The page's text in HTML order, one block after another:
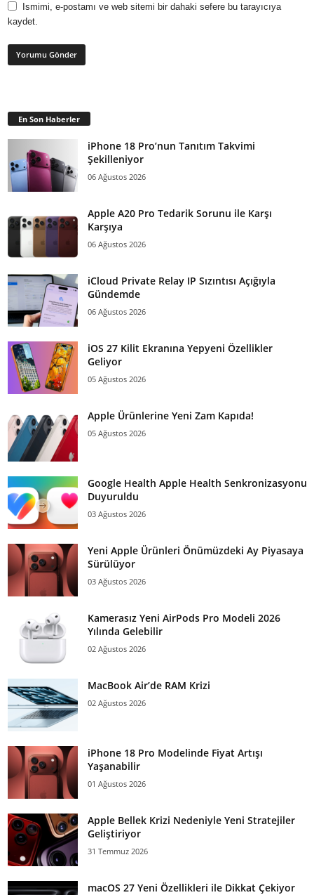
Ismimi, e-postamı ve web sitemi bir dahaki sefere bu tarayıcıya
kaydet.
En Son Haberler
iPhone 18 Pro’nun Tanıtım Takvimi
Şekilleniyor
06 Ağustos 2026
Apple A20 Pro Tedarik Sorunu ile Karşı
Karşıya
06 Ağustos 2026
iCloud Private Relay IP Sızıntısı Açığıyla
Gündemde
06 Ağustos 2026
iOS 27 Kilit Ekranına Yepyeni Özellikler
Geliyor
05 Ağustos 2026
Apple Ürünlerine Yeni Zam Kapıda!
05 Ağustos 2026
Google Health Apple Health Senkronizasyonu
Duyuruldu
03 Ağustos 2026
Yeni Apple Ürünleri Önümüzdeki Ay Piyasaya
Sürülüyor
03 Ağustos 2026
Kamerasız Yeni AirPods Pro Modeli 2026
Yılında Gelebilir
02 Ağustos 2026
MacBook Air’de RAM Krizi
02 Ağustos 2026
iPhone 18 Pro Modelinde Fiyat Artışı
Yaşanabilir
01 Ağustos 2026
Apple Bellek Krizi Nedeniyle Yeni Stratejiler
Geliştiriyor
31 Temmuz 2026
macOS 27 Yeni Özellikleri ile Dikkat Çekiyor